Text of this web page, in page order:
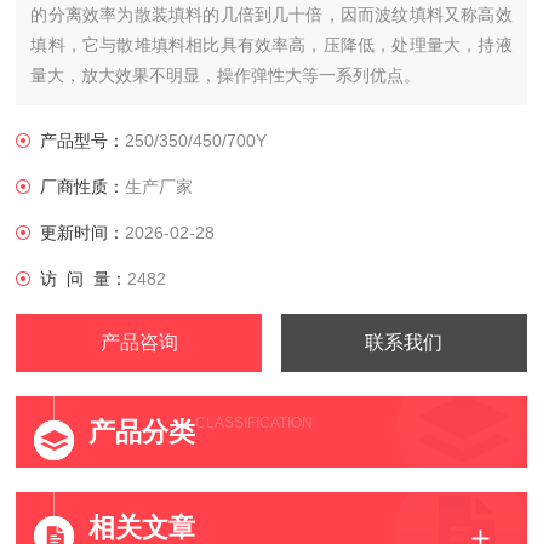
的分离效率为散装填料的几倍到几十倍，因而波纹填料又称高效
填料，它与散堆填料相比具有效率高，压降低，处理量大，持液
量大，放大效果不明显，操作弹性大等一系列优点。
产品型号： 250/350/450/700Y
厂商性质：生产厂家
更新时间： 2026-02-28
访 问 量： 2482
产品咨询 联系我们
产品分类CLASSIFICATION
相关文章